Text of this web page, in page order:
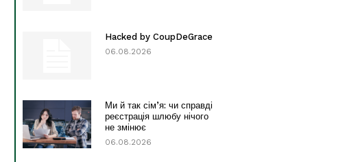
Hacked by CoupDeGrace
06.08.2026
Ми й так сім’я: чи справді
реєстрація шлюбу нічого
не змінює
06.08.2026